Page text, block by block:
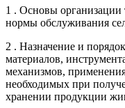
1 . Основы организации
нормы обслуживания
2 . Назначение и
материалов,
механизмов,
необходимых при
хранении продукции